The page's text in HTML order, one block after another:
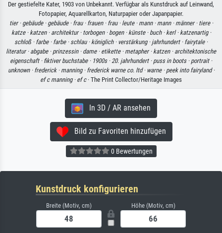
Der gestiefelte Kater, 1903 von Unbekannt. Verfügbar als Kunstdruck auf Leinwand,
Fotopapier, Aquarellkarton, Naturpapier oder Japanpapier.
tier · gebäude · gebäude · frau · frauen · frau · leute · mann · mann · männer · tiere ·
katze · katzen · architektur · torbogen · bogen · künste · buch · kerl · katzenartig ·
schloß · farbe · farbe · schlau · königlich · verstärkung · jahrhundert · fairytale ·
literatur · abgabe · prinzessin · dame · etikette · metapher · katzen · architektonische
eigenschaft · fiktiver buchstabe · 1900s ·20. jahrhundert · puss in boots · portrait ·
unknown · frederick · manning · frederick warne co. ltd · warne · peek into fairyland ·
ef c manning · ef c· The Print Collector/Heritage Images
In 3D / AR ansehen
Bild zu Favoriten hinzufügen
0 Bewertungen
Kunstdruck konfigurieren
Breite (Motiv, cm) Höhe (Motiv, cm)